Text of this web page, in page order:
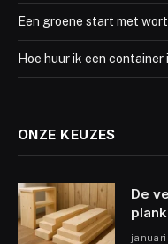
Een groene start met
Hoe huur ik een container
ONZE KEUZES
De